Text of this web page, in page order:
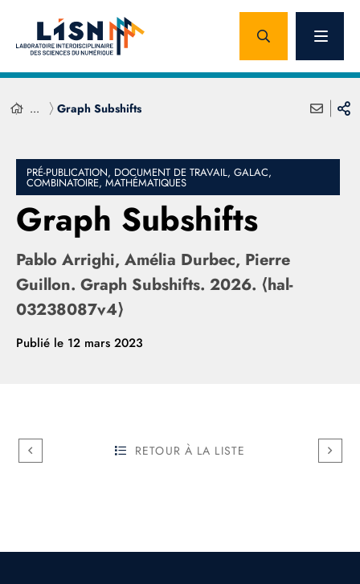
... Graph Subshifts
PRÉ-PUBLICATION, DOCUMENT DE TRAVAIL, GALAC,
COMBINATOIRE, MATHÉMATIQUES
Graph Subshifts
Pablo Arrighi, Amélia Durbec, Pierre
Guillon. Graph Subshifts. 2026. ⟨hal-
03238087v4⟩
Publié le 12 mars 2023
RETOUR À LA LISTE